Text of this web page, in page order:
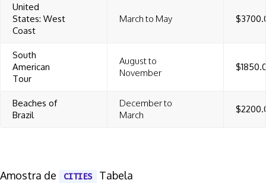
United
States: West
Coast
March to May
South
American
Tour
August to
November
Beaches of
Brazil
December to
March
Amostra de CITIES Tabela